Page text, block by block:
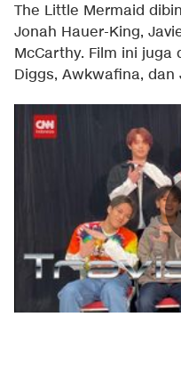
The Little Mermaid
Jonah Hauer-King,
McCarthy. Film ini juga
Diggs, Awkwafina, dan